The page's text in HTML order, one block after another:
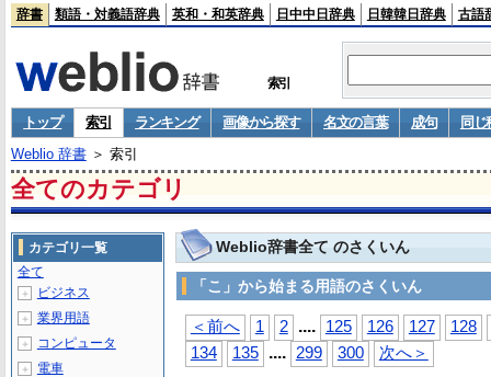
辞書 類語・対義語辞典 英和・和英辞典 日中中日辞典 日韓韓日辞典 古語
索引
トップ 索引 ランキング 画像から探す 名文の言葉 成句
同じ
Weblio 辞書＞ 索引
全てのカテゴリ
Weblio辞書全て のさくいん
「こ」から始まる用語のさくいん
＜前へ 1 2 .... 125 126 127
128
134
135 .... 299 300 次へ＞
カテゴリ一覧
全て
＋ ビジネス
＋ 業界用語
＋ コンピュータ
＋ 電車